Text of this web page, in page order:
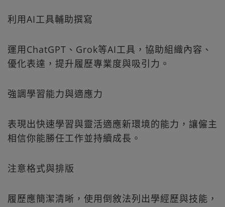
利用AI工具輔助撰寫
運用ChatGPT、Grok等AI工具，協助組織內容、
優化表達，提升履歷專業度與吸引力。
強調學習能力與適應力
表現出快速學習與靈活適應新環境的能力，讓僱主
相信你能勝任工作並持續成長。
注意格式與排版
履歷應簡潔清晰，使用倒敘法列出學經歷與技能，